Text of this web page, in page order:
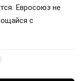
Евросоюз не
с